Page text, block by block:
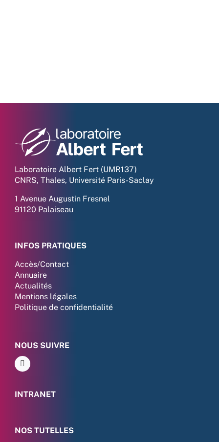
Laboratoire Albert Fert (UMR137)
CNRS, Thales, Université Paris-Saclay
1 Avenue Augustin Fresnel
91120 Palaiseau
INFOS PRATIQUES
Accès/Contact
Annuaire
Actualités
Mentions légales
Politique de confidentialité
NOUS SUIVRE
INTRANET
NOS TUTELLES